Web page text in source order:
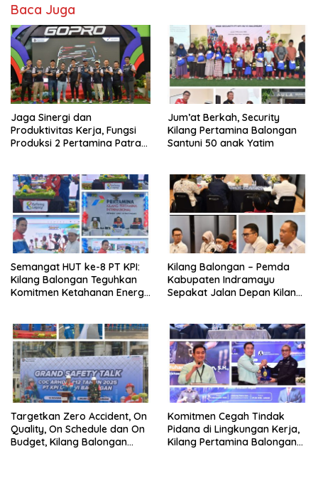
Baca Juga
Jaga Sinergi dan
Produktivitas Kerja, Fungsi
Produksi 2 Pertamina Patra
Jum’at Berkah, Security
Kilang Pertamina Balongan
Santuni 50 anak Yatim
Semangat HUT ke-8 PT KPI:
Kilang Balongan Teguhkan
Komitmen Ketahanan Energi
Yayasan Pendidikan
Kilang Balongan – Pemda
Kabupaten Indramayu
Sepakat Jalan Depan Kilang
Sukaurip-Sukareja
Targetkan Zero Accident, On
Quality, On Schedule dan On
Budget, Kilang Balongan
Komitmen Cegah Tindak
Pidana di Lingkungan Kerja,
Kilang Pertamina Balongan